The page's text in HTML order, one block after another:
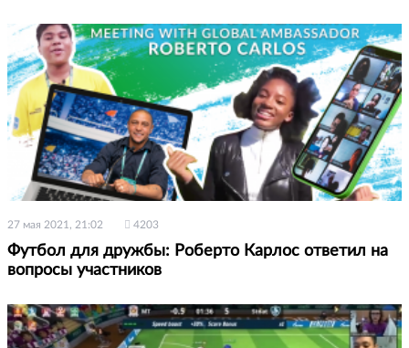
27 мая 2021, 21:02 4203
Футбол для дружбы: Роберто Карлос ответил на
вопросы участников